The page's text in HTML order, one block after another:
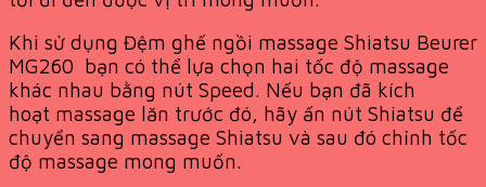
Khi sử dụng Đệm ghế ngồi massage Shiatsu Beurer
MG260 bạn có thể lựa chọn hai tốc độ massage
khác nhau bằng nút Speed. Nếu bạn đã kích
hoạt massage lăn trước đó, hãy ấn nút Shiatsu để
chuyển sang massage Shiatsu và sau đó chỉnh tốc
độ massage mong muốn.